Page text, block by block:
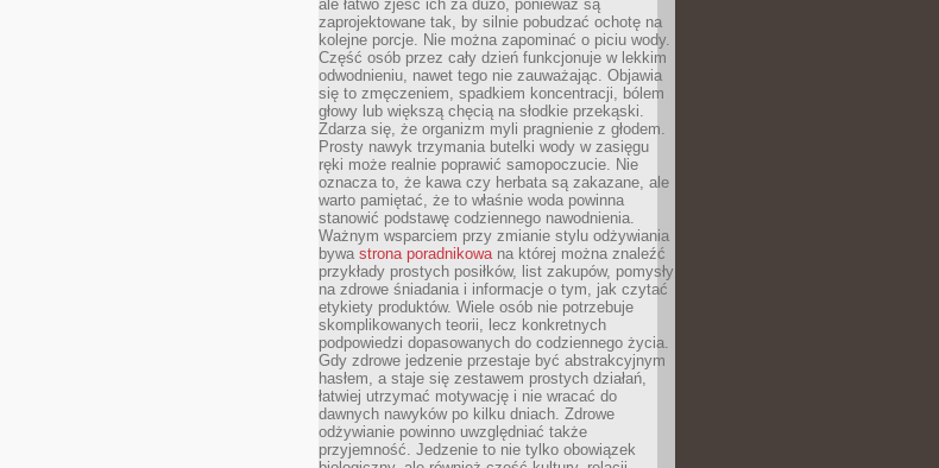
ale łatwo zjeść ich za dużo, ponieważ są
zaprojektowane tak, by silnie pobudzać ochotę na
kolejne porcje. Nie można zapominać o piciu wody.
Część osób przez cały dzień funkcjonuje w lekkim
odwodnieniu, nawet tego nie zauważając. Objawia
się to zmęczeniem, spadkiem koncentracji, bólem
głowy lub większą chęcią na słodkie przekąski.
Zdarza się, że organizm myli pragnienie z głodem.
Prosty nawyk trzymania butelki wody w zasięgu
ręki może realnie poprawić samopoczucie. Nie
oznacza to, że kawa czy herbata są zakazane, ale
warto pamiętać, że to właśnie woda powinna
stanowić podstawę codziennego nawodnienia.
Ważnym wsparciem przy zmianie stylu odżywiania
bywa strona poradnikowana której można znaleźć
przykłady prostych posiłków, list zakupów, pomysły
na zdrowe śniadania i informacje o tym, jak czytać
etykiety produktów. Wiele osób nie potrzebuje
skomplikowanych teorii, lecz konkretnych
podpowiedzi dopasowanych do codziennego życia.
Gdy zdrowe jedzenie przestaje być abstrakcyjnym
hasłem, a staje się zestawem prostych działań,
łatwiej utrzymać motywację i nie wracać do
dawnych nawyków po kilku dniach. Zdrowe
odżywianie powinno uwzględniać także
przyjemność. Jedzenie to nie tylko obowiązek